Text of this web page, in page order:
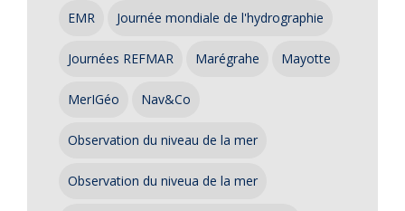
EMR Journée mondiale de l'hydrographie
Journées REFMAR Marégrahe Mayotte
MerIGéo Nav&Co
Observation du niveau de la mer
Observation du niveua de la mer